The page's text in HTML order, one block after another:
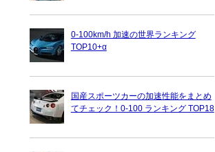
0-100km/h 加速の世界ランキング
TOP10+α
国産スポーツカーの加速性能をまとめ
てチェック！0-100 ランキング TOP18